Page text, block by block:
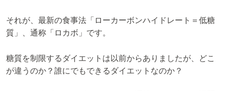
それが、最新の食事法「ローカーボンハイドレート＝低糖
質」、通称「ロカボ」です。
糖質を制限するダイエットは以前からありましたが、どこ
が違うのか？誰にでもできるダイエットなのか？